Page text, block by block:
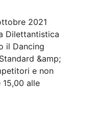
2021
Dilettantistica
il Dancing
&amp;
e non
alle